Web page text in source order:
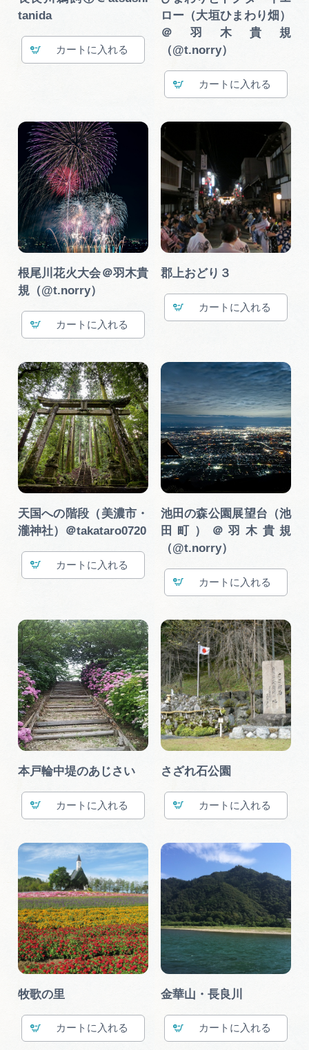
tanida
カート
ロー（大垣ひまわり畑）
＠羽木貴規
（@t.norry）
カート
根尾川花火大会＠羽木貴
規（@t.norry）
カート
郡上おどり３
カート
天国への階段（美濃市・
瀧神社）＠takataro0720
カート
池田の森公園展望台（池
田町）＠羽木貴規
（@t.norry）
カート
本戸輪中堤のあじさい
カート
さざれ石公園
カート
牧歌の里
カート
金華山・長良川
カート